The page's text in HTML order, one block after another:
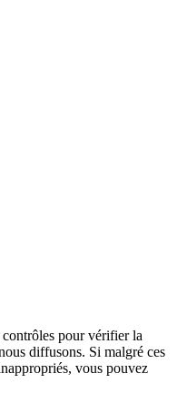
pour vérifier la
diffusons. Si malgré ces
vous pouvez